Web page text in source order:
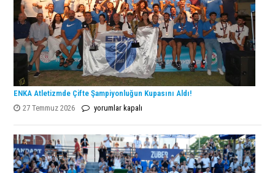
ENKA Atletizmde Çifte Şampiyonluğun Kupasını Aldı!
27 Temmuz 2026
ENKA
Çifte
Şampiyonluğun
Kupasını
yorumlar kapalı